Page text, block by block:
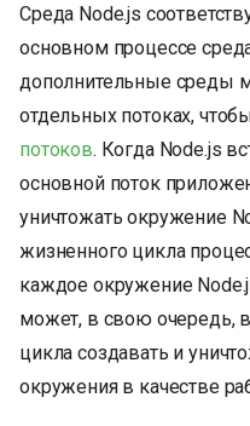
Среда Node.js
основном процессе
дополнительные среды
отдельных потоках,
потоков. Когда Node.js
основной поток
уничтожать окружение
жизненного цикла
каждое окружение
может, в свою очередь,
цикла создавать и
окружения в качестве